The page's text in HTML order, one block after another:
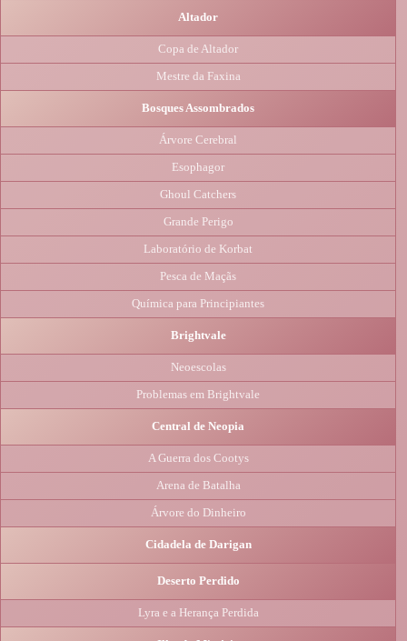
Altador
Copa de Altador
Mestre da Faxina
Bosques Assombrados
Árvore Cerebral
Esophagor
Ghoul Catchers
Grande Perigo
Laboratório de Korbat
Pesca de Maçãs
Química para Principiantes
Brightvale
Neoescolas
Problemas em Brightvale
Central de Neopia
A Guerra dos Cootys
Arena de Batalha
Árvore do Dinheiro
Cidadela de Darigan
Deserto Perdido
Lyra e a Herança Perdida